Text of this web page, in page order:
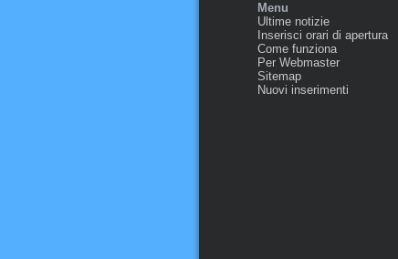
Menu
Ultime notizie
Inserisci orari di apertura
Come funziona
Per Webmaster
Sitemap
Nuovi inserimenti